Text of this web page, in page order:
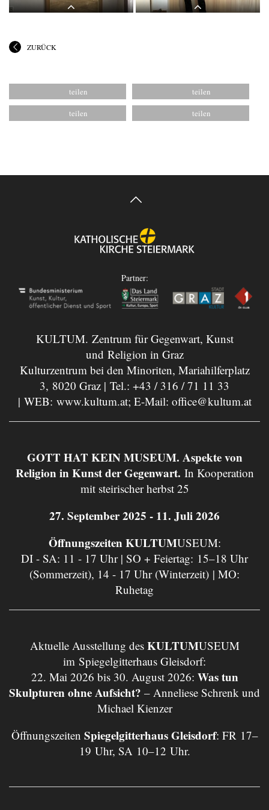
der Ausstellung: "Gott hat kein
Museum" mit Kurator Johannes
Rauchenberger, 30.Mai 2026, special
guest: Michael Endlicher
der Ausstellung: "Gott hat kein
Museum" mit Kurator Johannes
Rauchenberger, 30.Mai 2026, special
guest: Michael Endlicher
ZURÜCK
Partner:
KULTUM. Zentrum für Gegenwart, Kunst
und Religion in Graz
Kulturzentrum bei den Minoriten, Mariahilferplatz
3, 8020 Graz | Tel.: +43 / 316 / 71 11 33
| WEB: www.kultum.at; E-Mail: office@kultum.at
GOTT HAT KEIN MUSEUM. Aspekte von
Religion in Kunst der Gegenwart. In Kooperation
mit steirischer herbst 25
27. September 2025 - 11. Juli 2026
Öffnungszeiten KULTUMUSEUM:
DI - SA: 11 - 17 Uhr | SO + Feiertag: 15–18 Uhr
(Sommerzeit), 14 - 17 Uhr (Winterzeit) | MO:
Ruhetag
Aktuelle Ausstellung des KULTUMUSEUM
im Spiegelgitterhaus Gleisdorf:
22. Mai 2026 bis 30. August 2026: Was tun
Skulpturen ohne Aufsicht? – Anneliese Schrenk und
Michael Kienzer
Öffnungszeiten Spiegelgitterhaus Gleisdorf: FR 17–
19 Uhr, SA 10–12 Uhr.